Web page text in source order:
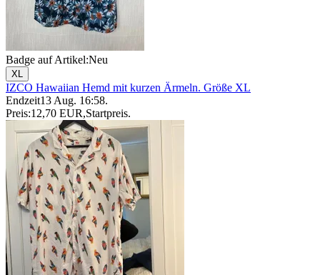
Badge auf Artikel:Neu
XL
IZCO Hawaiian Hemd mit kurzen Ärmeln. Größe XL
Endzeit13 Aug. 16:58.
Preis:12,70 EUR,Startpreis.